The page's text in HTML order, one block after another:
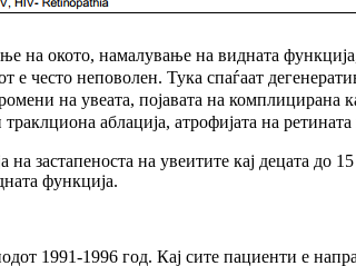
на окото, намалување на видната
често неповолен. Тука спаѓаат
на увеата, појавата на комплицирана
аблација, атрофијата на
на увеитите кај децата до
функција.
1991-1996 год. Кај сите пациенти е